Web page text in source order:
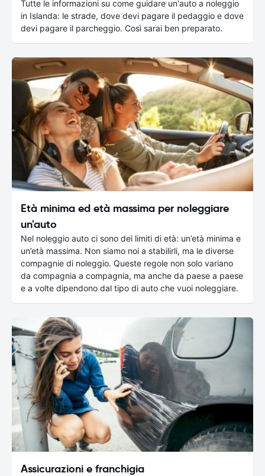
Tutte le informazioni su come guidare un'auto a noleggio
in Islanda: le strade, dove devi pagare il pedaggio e dove
devi pagare il parcheggio. Così sarai ben preparato.
Età minima ed età massima per noleggiare
un'auto
Nel noleggio auto ci sono dei limiti di età: un’età minima e
un’età massima. Non siamo noi a stabilirli, ma le diverse
compagnie di noleggio. Queste regole non solo variano
da compagnia a compagnia, ma anche da paese a paese
e a volte dipendono dal tipo di auto che vuoi noleggiare.
Assicurazioni e franchigia